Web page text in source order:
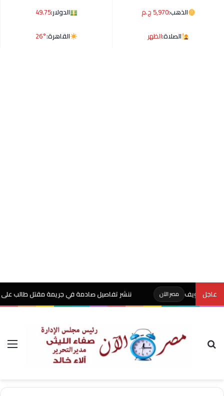
الذهب:5,970 ج.م الدولار:49.75
الصلاة:الظهر القاهرة:26°
عاجلمصر الآن ننشر تفاصيل صادمة في جريمة مقتل طالب على يد والده
بحث عن